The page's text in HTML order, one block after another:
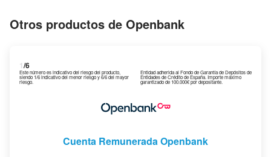
Otros productos de Openbank
1/6
Este número es indicativo del riesgo del producto,
siendo 1/6 indicativo del menor riesgo y 6/6 del mayor
riesgo.
Entidad adherida al Fondo de Garantía de Depósitos de
Entidades de Crédito de España. Importe máximo
garantizado de 100.000€ por depositante.
Cuenta Remunerada Openbank